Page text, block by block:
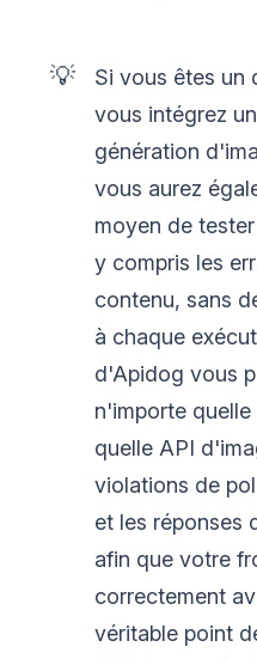
💡
Si vous êtes un
vous intégrez
génération
vous aurez
moyen de
y compris les
contenu, sans
à chaque
d'Apidog vous
n'importe
quelle API
violations de
et les réponses
afin que votre
correctement
véritable point